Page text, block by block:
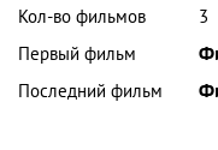
Кол-во фильмов
3
Первый фильм
Последний фильм